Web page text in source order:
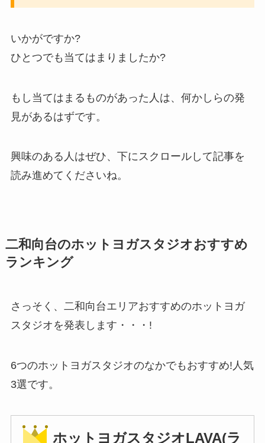
いかがですか?
ひとつでも当てはまりましたか?
もし当てはまるものがあった人は、何かしらの発
見があるはずです。
興味のある人はぜひ、下にスクロールして記事を
読み進めてくださいね。
二和向台のホットヨガスタジオおすすめ
ランキング
さっそく、二和向台エリアおすすめのホットヨガ
スタジオを発表します・・・!
6つのホットヨガスタジオのなかでもおすすめ!人気
3選です。
ホットヨガスタジオLAVA(ラ